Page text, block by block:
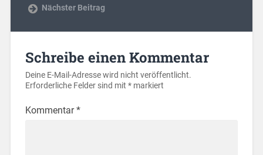
Nächster Beitrag
Schreibe einen Kommentar
Deine E-Mail-Adresse wird nicht veröffentlicht.
Erforderliche Felder sind mit *markiert
Kommentar*